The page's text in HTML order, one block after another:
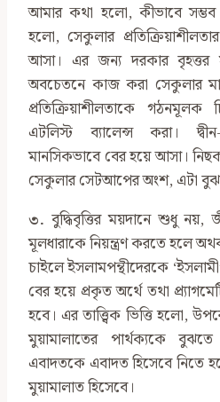
আমার কথা হলো, কীভাবে
হলো, সেকুলার
আসা। এর জন্য দরকার বৃহত্তর
অবচেতনে কাজ করা সেকুলার
প্রতিক্রিয়াশীলতাকে গঠনমূলক
এটলিস্ট ব্যালেন্স করা।
মানসিকভাবে বের হয়ে আসা।
সেকুলার সেটআপের অংশ, এটা
৩. বুদ্ধিবৃত্তির ময়দানে শুধু নয়,
মূলধারাকে নিয়ন্ত্রণ করতে হলে
চাইলে ইসলামপন্থীদেরকে
বের হয়ে প্রকৃত অর্থে তথা
হবে। এর তাত্ত্বিক ভিত্তি হলো,
মুয়ামালাতের পার্থক্যকে
এবাদতকে এবাদত হিসেবে নিতে
মুয়ামালাত হিসেবে।